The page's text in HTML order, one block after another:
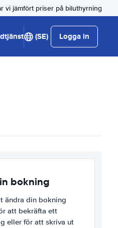
vi jämfört priser på biluthyrning
(SE) Logga in
bokning
ändra din bokning
att bekräfta ett
eller för att skriva ut